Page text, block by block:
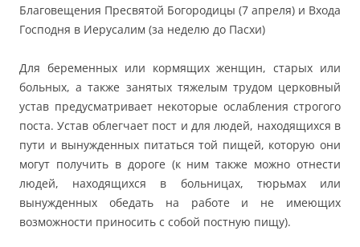
Благовещения Пресвятой Богородицы (7 апреля) и Входа
Господня в Иерусалим (за неделю до Пасхи)
Для беременных или кормящих женщин, старых или
больных, а также занятых тяжелым трудом церковный
устав предусматривает некоторые ослабления строгого
поста. Устав облегчает пост и для людей, находящихся в
пути и вынужденных питаться той пищей, которую они
могут получить в дороге (к ним также можно отнести
людей, находящихся в больницах, тюрьмах или
вынужденных обедать на работе и не имеющих
возможности приносить с собой постную пищу).